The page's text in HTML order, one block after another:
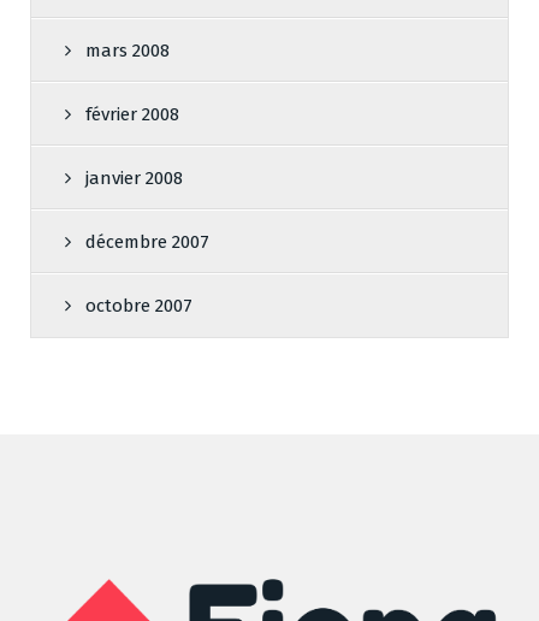
mars 2008
février 2008
janvier 2008
décembre 2007
octobre 2007